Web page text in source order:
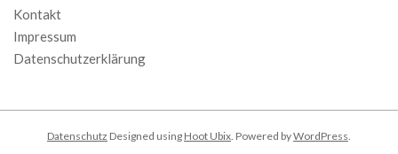
Kontakt
Impressum
Datenschutzerklärung
Datenschutz Designed using Hoot Ubix. Powered byWordPress.